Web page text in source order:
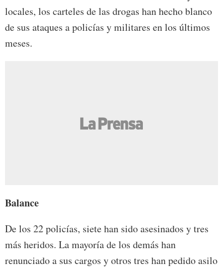
locales, los carteles de las drogas han hecho blanco
de sus ataques a policías y militares en los últimos
meses.
Balance
De los 22 policías, siete han sido asesinados y tres
más heridos. La mayoría de los demás han
renunciado a sus cargos y otros tres han pedido asilo